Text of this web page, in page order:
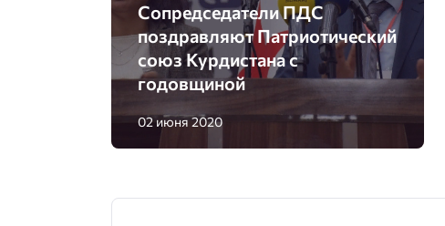
Сопредседатели ПДС
поздравляют Патриотический
союз Курдистана с
годовщиной
02 июня 2020